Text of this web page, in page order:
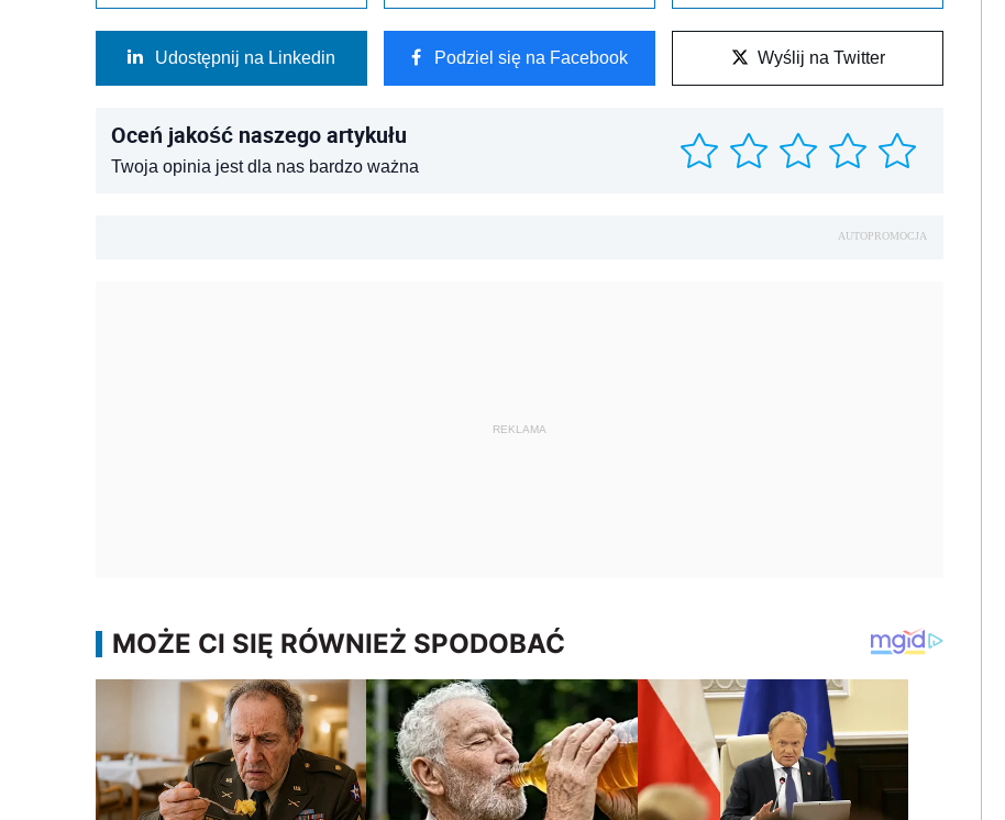
Udostępnij na Linkedin Podziel się na Facebook Wyślij na Twitter
Oceń jakość naszego artykułu
Twoja opinia jest dla nas bardzo ważna
AUTOPROMOCJA
REKLAMA